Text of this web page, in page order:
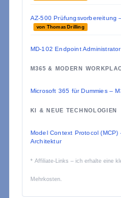
AZ-500 Prüfungsvorbereitung
von Thomas Drilling
MD-102 Endpoint
M365 & MODERN
Microsoft 365 für Dummies –
KI & NEUE TECHNOLOGIEN
Model Context Protocol
Architektur
* Affiliate-Links – ich erhalte eine
Mehrkosten.